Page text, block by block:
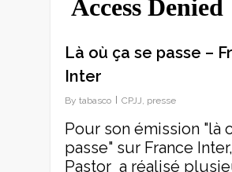
Là où ça se passe –
Inter
By tabasco CPJJ, presse
Pour son émission "là
passe" sur France
Pastor a réalisé